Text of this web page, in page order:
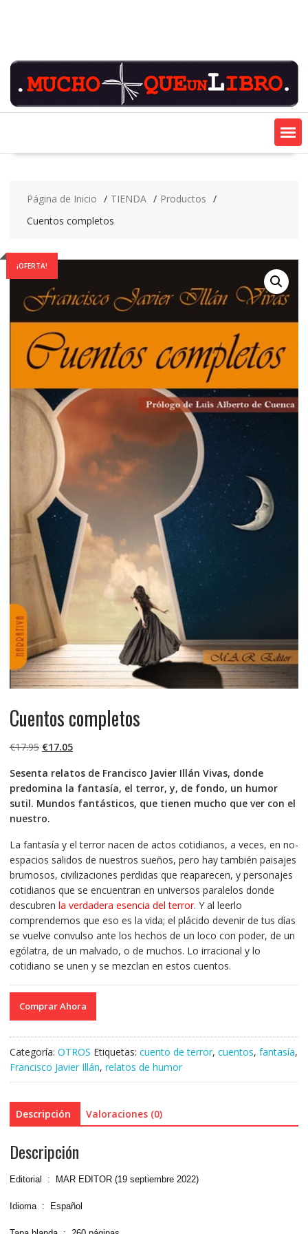
Página de Inicio TIENDA
Productos
Cuentos completos
¡OFERTA!
Cuentos completos
€17.95 El
original
era:
€17.95.
€17.05El
actual
es:
€17.05.
Sesenta relatos de Francisco Javier Illán Vivas, donde
predomina la fantasía, el terror, y, de fondo, un humor
sutil. Mundos fantásticos, que tienen mucho que ver con el
nuestro.
La fantasía y el terror nacen de actos cotidianos, a veces, en no-
espacios salidos de nuestros sueños, pero hay también paisajes
brumosos, civilizaciones perdidas que reaparecen, y personajes
cotidianos que se encuentran en universos paralelos donde
descubren la verdadera esencia del terror. Y al leerlo
comprendemos que eso es la vida; el plácido devenir de tus días
se vuelve convulso ante los hechos de un loco con poder, de un
ególatra, de un malvado, o de muchos. Lo irracional y lo
cotidiano se unen y se mezclan en estos cuentos.
Comprar Ahora
Categoría: OTROS Etiquetas: cuento de terror, cuentos, fantasía,
Francisco Javier Illán, relatos de humor
Descripción Valoraciones (0)
Descripción
Editorial ‏ : ‎ MAR EDITOR (19 septiembre 2022)
Idioma ‏ : ‎ Español